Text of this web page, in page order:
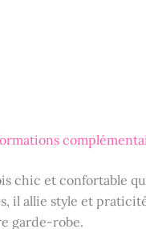
chic et confortable
il allie style et
garde-robe.